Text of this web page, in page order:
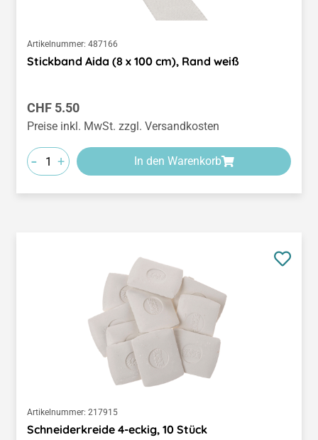
Artikelnummer: 487166
Stickband Aida (8 x 100 cm), Rand weiß
Regulärer Preis:
CHF 5.50
Preise inkl. MwSt. zzgl. Versandkosten
- + In den Warenkorb
Artikelnummer: 217915
Schneiderkreide 4-eckig, 10 Stück